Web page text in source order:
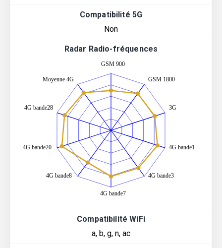
Compatibilité 5G
Non
Radar Radio-fréquences
Compatibilité WiFi
a, b, g, n, ac